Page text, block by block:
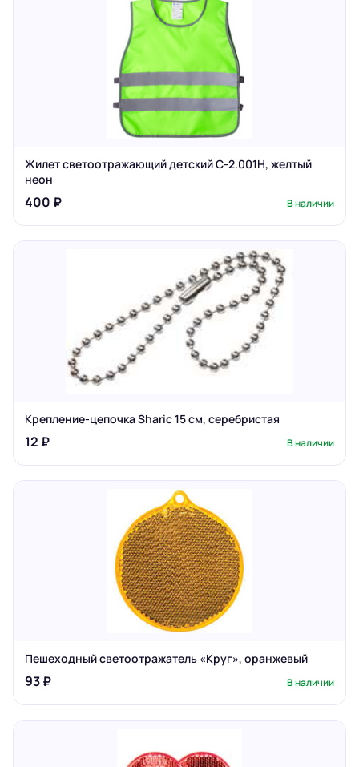
Жилет светоотражающий детский С-2.001Н, желтый
неон
400 ₽ В наличии
Крепление-цепочка Sharic 15 см, серебристая
12 ₽ В наличии
Пешеходный светоотражатель «Круг», оранжевый
93 ₽ В наличии